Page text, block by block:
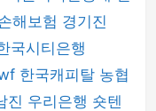
해보험 경기진
국시티은행
한국캐피탈 농협
진 우리은행 숏텐